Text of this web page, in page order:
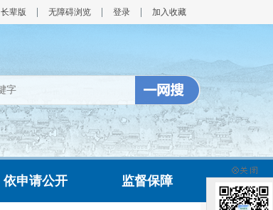
长辈版 无障碍浏览 登录 加入收藏
依申请公开 监督保障